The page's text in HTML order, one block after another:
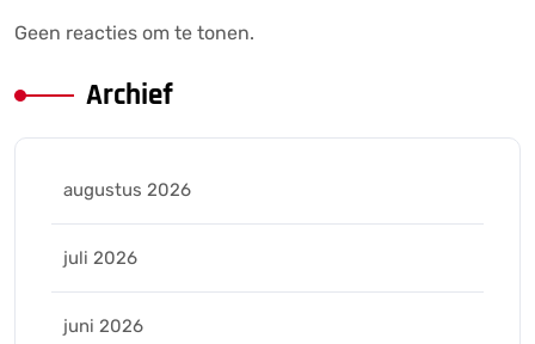
Geen reacties om te tonen.
Archief
augustus 2026
juli 2026
juni 2026